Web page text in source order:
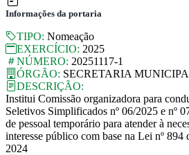
Informações da portaria
TIPO: Nomeação
EXERCÍCIO: 2025
NÚMERO: 20251117-1
ÓRGÃO: SECRETARIA
DESCRIÇÃO:
Institui Comissão organizadora para
Seletivos Simplificados nº 06/2025 e nº
de pessoal temporário para atender à
interesse público com base na Lei nº 894
2024